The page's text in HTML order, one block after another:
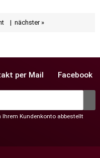
| nächster »
per Mail Facebook
Ihrem Kundenkonto abbestellt